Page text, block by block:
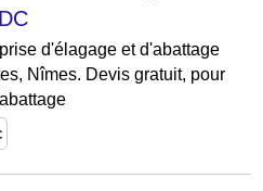
d'élagage et d'abattage
Nîmes. Devis gratuit, pour